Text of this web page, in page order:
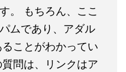
。 もちろん、ここ
ムであり、アダル
ことがわかってい
問は、リンクはア